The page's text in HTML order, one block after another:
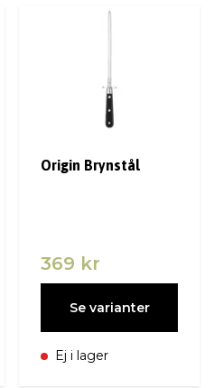
Origin Brynstål
369 kr
Se varianter
Ej i lager